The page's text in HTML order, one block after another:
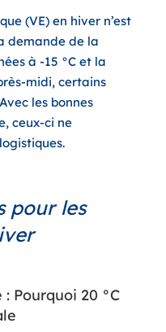
(VE) en hiver n’est
demande de la
à -15 °C et la
midi, certains
les bonnes
ceux-ci ne
pour les
Pourquoi 20 °C